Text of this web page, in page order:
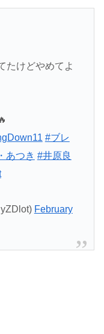
たけどやめてよ
#ブレ
あつき #井原良
February